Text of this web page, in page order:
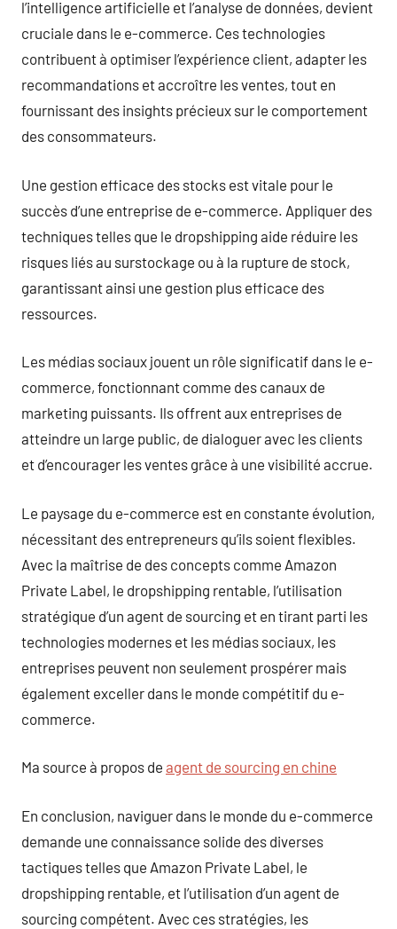
l’intelligence artificielle et l’analyse de données, devient
cruciale dans le e-commerce. Ces technologies
contribuent à optimiser l’expérience client, adapter les
recommandations et accroître les ventes, tout en
fournissant des insights précieux sur le comportement
des consommateurs.
Une gestion efficace des stocks est vitale pour le
succès d’une entreprise de e-commerce. Appliquer des
techniques telles que le dropshipping aide réduire les
risques liés au surstockage ou à la rupture de stock,
garantissant ainsi une gestion plus efficace des
ressources.
Les médias sociaux jouent un rôle significatif dans le e-
commerce, fonctionnant comme des canaux de
marketing puissants. Ils offrent aux entreprises de
atteindre un large public, de dialoguer avec les clients
et d’encourager les ventes grâce à une visibilité accrue.
Le paysage du e-commerce est en constante évolution,
nécessitant des entrepreneurs qu’ils soient flexibles.
Avec la maîtrise de des concepts comme Amazon
Private Label, le dropshipping rentable, l’utilisation
stratégique d’un agent de sourcing et en tirant parti les
technologies modernes et les médias sociaux, les
entreprises peuvent non seulement prospérer mais
également exceller dans le monde compétitif du e-
commerce.
Ma source à propos de agent de sourcing en chine
En conclusion, naviguer dans le monde du e-commerce
demande une connaissance solide des diverses
tactiques telles que Amazon Private Label, le
dropshipping rentable, et l’utilisation d’un agent de
sourcing compétent. Avec ces stratégies, les